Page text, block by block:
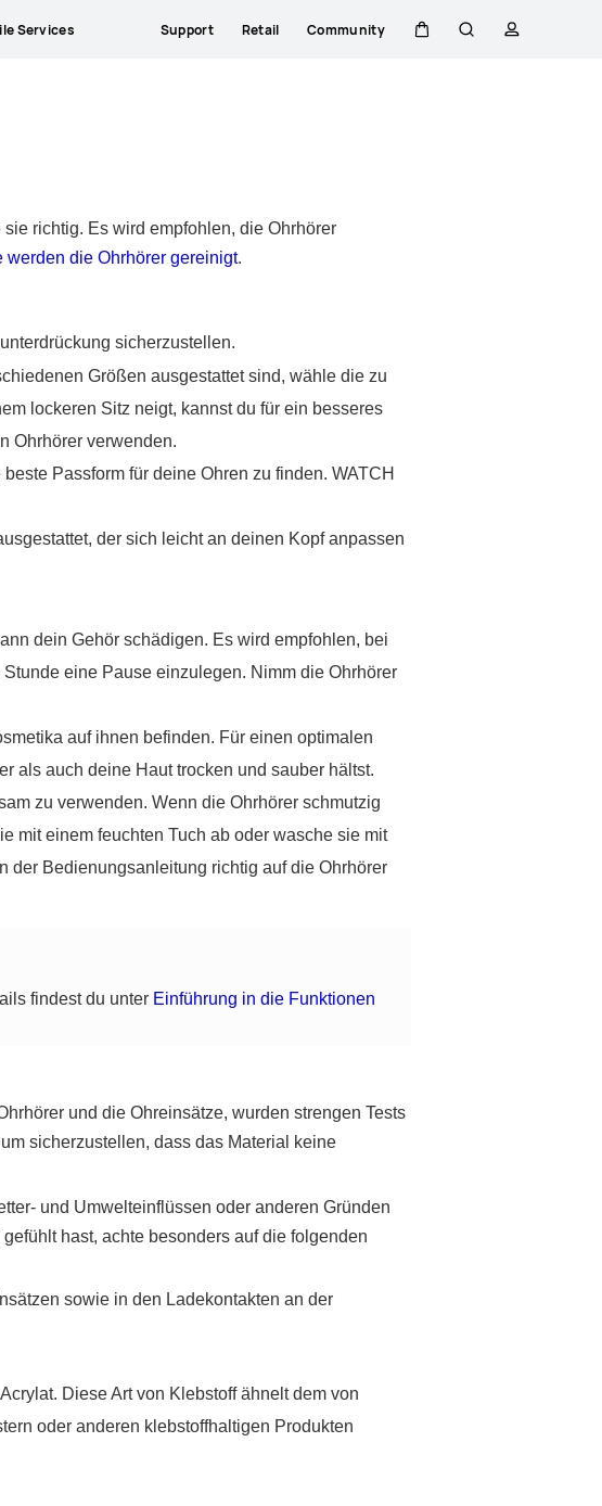
Services Support Retail Community
richtig. Es wird empfohlen, die Ohrhörer
werden die Ohrhörer gereinigt.
sicherzustellen.
Größen ausgestattet sind, wähle die zu
lockeren Sitz neigt, kannst du für ein besseres
Ohrhörer verwenden.
Passform für deine Ohren zu finden. WATCH
der sich leicht an deinen Kopf anpassen
dein Gehör schädigen. Es wird empfohlen, bei
eine Pause einzulegen. Nimm die Ohrhörer
auf ihnen befinden. Für einen optimalen
als auch deine Haut trocken und sauber hältst.
zu verwenden. Wenn die Ohrhörer schmutzig
mit einem feuchten Tuch ab oder wasche sie mit
der Bedienungsanleitung richtig auf die Ohrhörer
findest du unter Einführung in die Funktionen
und die Ohreinsätze, wurden strengen Tests
sicherzustellen, dass das Material keine
und Umwelteinflüssen oder anderen Gründen
hast, achte besonders auf die folgenden
sowie in den Ladekontakten an der
Diese Art von Klebstoff ähnelt dem von
oder anderen klebstoffhaltigen Produkten